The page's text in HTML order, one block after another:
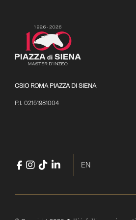
CSIO ROMA PIAZZA DI SIENA
P.I. 02151981004
Facebook
Instagram
TikTok LinkedIn
YouTube
Seleziona la tua lingua
EN